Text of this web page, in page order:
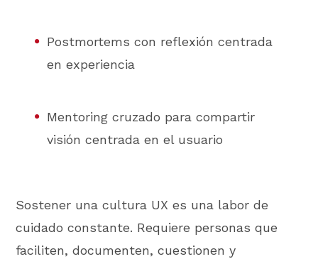
Postmortems con reflexión centrada
en experiencia
Mentoring cruzado para compartir
visión centrada en el usuario
Sostener una cultura UX es una labor de
cuidado constante. Requiere personas que
faciliten, documenten, cuestionen y